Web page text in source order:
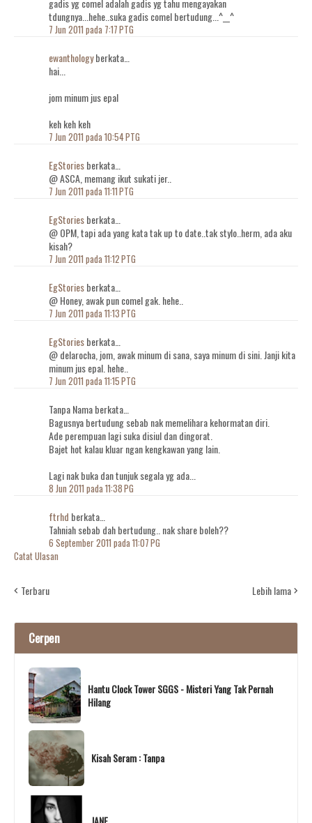
gadis yg comel adalah gadis yg tahu mengayakan
tdungnya...hehe..suka gadis comel bertudung...^__^
7 Jun 2011 pada 7:17 PTG
ewanthologyberkata…
hai...
jom minum jus epal
keh keh keh
7 Jun 2011 pada 10:54 PTG
EgStoriesberkata…
@ ASCA, memang ikut sukati jer..
7 Jun 2011 pada 11:11 PTG
EgStoriesberkata…
@ OPM, tapi ada yang kata tak up to date..tak stylo..herm, ada aku
kisah?
7 Jun 2011 pada 11:12 PTG
EgStoriesberkata…
@ Honey, awak pun comel gak. hehe..
7 Jun 2011 pada 11:13 PTG
EgStoriesberkata…
@ delarocha, jom, awak minum di sana, saya minum di sini. Janji kita
minum jus epal. hehe..
7 Jun 2011 pada 11:15 PTG
Tanpa Nama berkata…
Bagusnya bertudung sebab nak memelihara kehormatan diri.
Ade perempuan lagi suka disiul dan dingorat.
Bajet hot kalau kluar ngan kengkawan yang lain.
Lagi nak buka dan tunjuk segala yg ada...
8 Jun 2011 pada 11:38 PG
ftrhd berkata…
Tahniah sebab dah bertudung.. nak share boleh??
6 September 2011 pada 11:07 PG
Catat Ulasan
Terbaru Lebih lama
Cerpen
Hantu Clock Tower SGGS - Misteri Yang Tak Pernah
Hilang
Kisah Seram : Tanpa